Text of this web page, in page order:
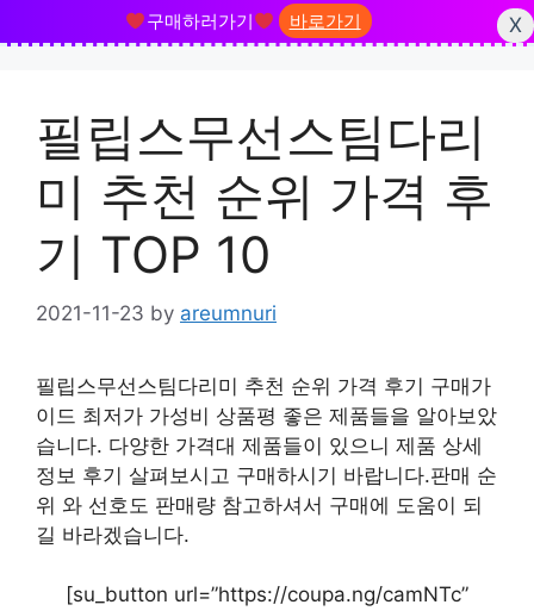
구매하러가기 바로가기
X
content필립스무선스팀다리
미 추천 순위 가격 후
기 TOP 10
2021-11-23 by areumnuri
필립스무선스팀다리미 추천 순위 가격 후기 구매가
이드 최저가 가성비 상품평 좋은 제품들을 알아보았
습니다. 다양한 가격대 제품들이 있으니 제품 상세
정보 후기 살펴보시고 구매하시기 바랍니다.판매 순
위 와 선호도 판매량 참고하셔서 구매에 도움이 되
길 바라겠습니다.
[su_button url=”https://coupa.ng/camNTc”